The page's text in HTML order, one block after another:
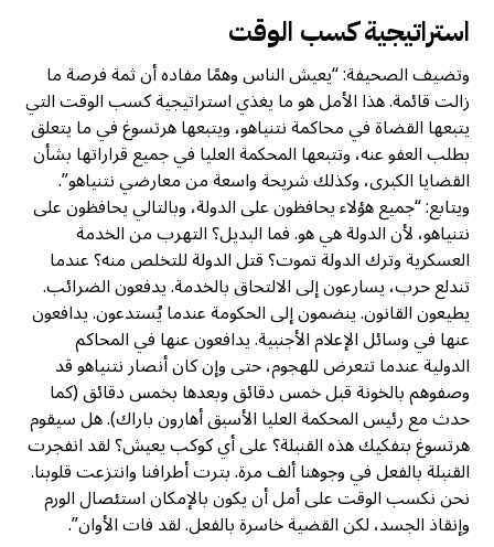
استراتيجية كسب الوقت
وتضيف الصحيفة: “يعيش الناس وهمًا مفاده أن ثمة فرصة ما
زالت قائمة. هذا الأمل هو ما يغذي استراتيجية كسب الوقت التي
يتبعها القضاة في محاكمة نتنياهو، ويتبعها هرتسوغ في ما يتعلق
بطلب العفو عنه، وتتبعها المحكمة العليا في جميع قراراتها بشأن
القضايا الكبرى، وكذلك شريحة واسعة من معارضي نتنياهو”.
ويتابع: “جميع هؤلاء يحافظون على الدولة، وبالتالي يحافظون على
نتنياهو، لأن الدولة هي هو. فما البديل؟ التهرب من الخدمة
العسكرية وترك الدولة تموت؟ قتل الدولة للتخلص منه؟ عندما
تندلع حرب، يسارعون إلى الالتحاق بالخدمة. يدفعون الضرائب.
يطيعون القانون. ينضمون إلى الحكومة عندما يُستدعون. يدافعون
عنها في وسائل الإعلام الأجنبية. يدافعون عنها في المحاكم
الدولية عندما تتعرض للهجوم، حتى وإن كان أنصار نتنياهو قد
وصفوهم بالخونة قبل خمس دقائق وبعدها بخمس دقائق (كما
حدث مع رئيس المحكمة العليا الأسبق أهارون باراك). هل سيقوم
هرتسوغ بتفكيك هذه القنبلة؟ على أي كوكب يعيش؟ لقد انفجرت
القنبلة بالفعل في وجوهنا ألف مرة. بترت أطرافنا وانتزعت قلوبنا.
نحن نكسب الوقت على أمل أن يكون بالإمكان استئصال الورم
وإنقاذ الجسد، لكن القضية خاسرة بالفعل. لقد فات الأوان”.